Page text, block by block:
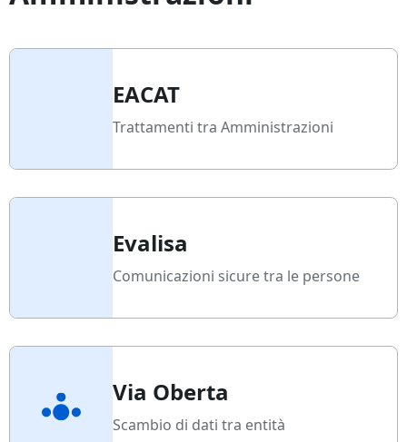
EACAT
Trattamenti tra Amministrazioni
Evalisa
Comunicazioni sicure tra le persone
Via Oberta
Scambio di dati tra entità